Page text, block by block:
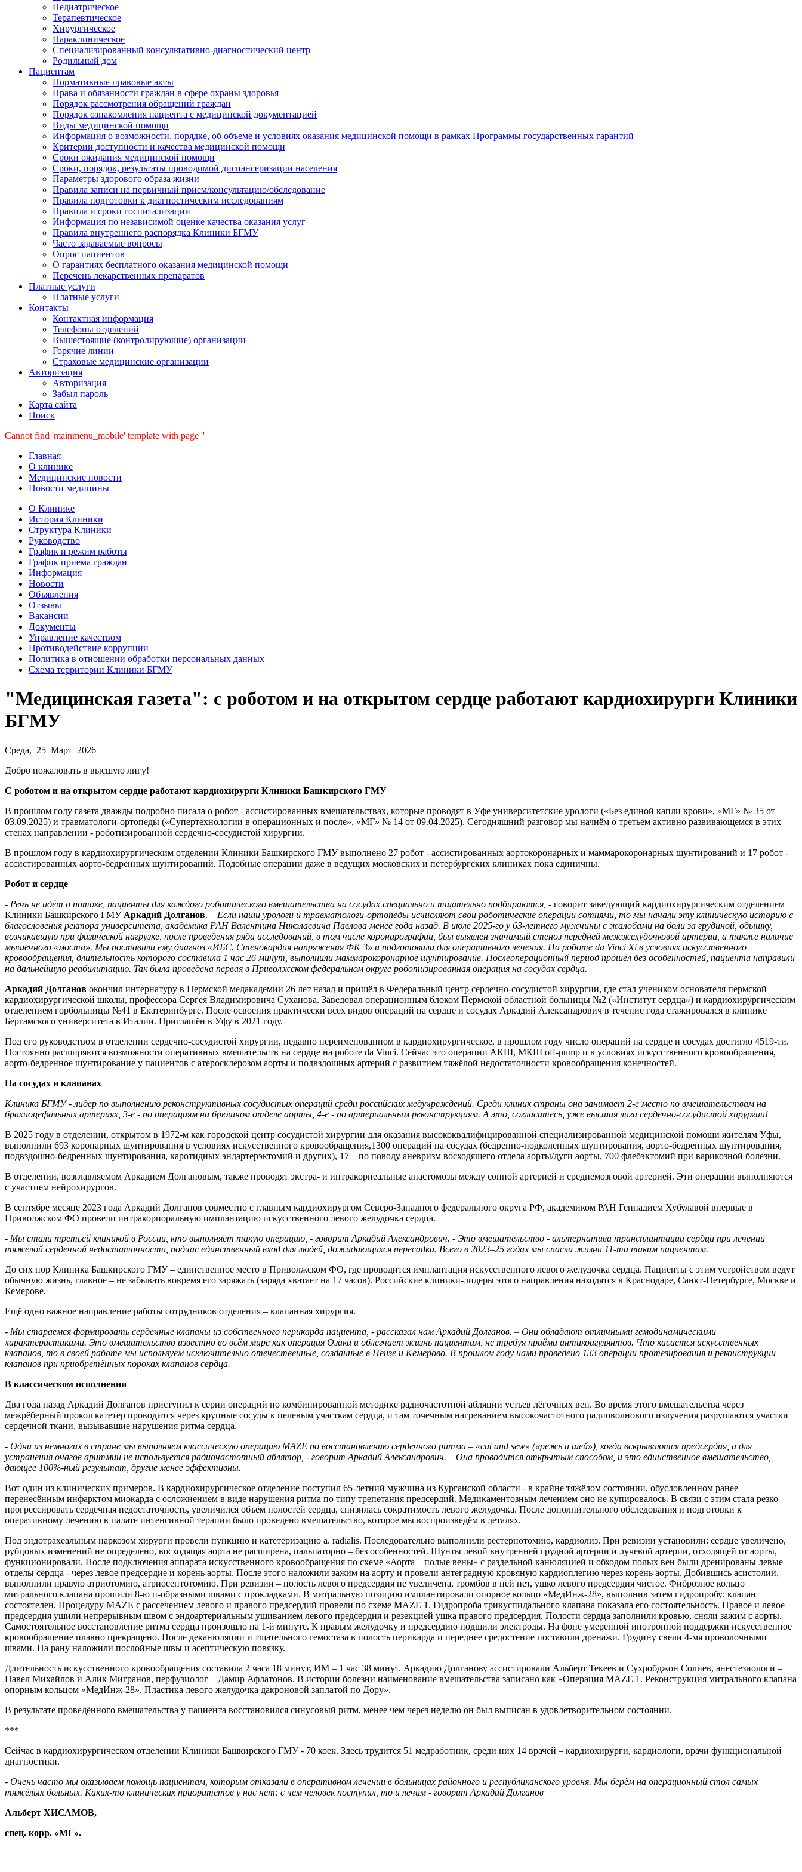
Педиатрическое
Терапевтическое
Хирургическое
Параклиническое
Специализированный консультативно-диагностический центр
Родильный дом
Пациентам
Нормативные правовые акты
Права и обязанности граждан в сфере охраны здоровья
Порядок рассмотрения обращений граждан
Порядок ознакомления пациента с медицинской документацией
Виды медицинской помощи
Информация о возможности, порядке, об объеме и условиях оказания медицинской помощи в рамках Программы государственных гарантий
Критерии доступности и качества медицинской помощи
Сроки ожидания медицинской помощи
Сроки, порядок, результаты проводимой диспансеризации населения
Параметры здорового образа жизни
Правила записи на первичный прием/консультацию/обследование
Правила подготовки к диагностическим исследованиям
Правила и сроки госпитализации
Информация по независимой оценке качества оказания услуг
Правила внутреннего распорядка Клиники БГМУ
Часто задаваемые вопросы
Опрос пациентов
О гарантиях бесплатного оказания медицинской помощи
Перечень лекарственных препаратов
Платные услуги
Платные услуги
Контакты
Контактная информация
Телефоны отделений
Вышестоящие (контролирующие) организации
Горячие линии
Страховые медицинские организации
Авторизация
Авторизация
Забыл пароль
Карта сайта
Поиск
Cannot find 'mainmenu_mobile' template with page ''
Главная
О клинике
Медицинские новости
Новости медицины
О Клинике
История Клиники
Структура Клиники
Руководство
График и режим работы
График приема граждан
Информация
Новости
Объявления
Отзывы
Вакансии
Документы
Управление качеством
Противодействие коррупции
Политика в отношении обработки персональных данных
Схема территории Клиники БГМУ
"Медицинская газета": с роботом и на открытом сердце работают кардиохирурги Клиники
БГМУ
Среда, 25 Март 2026
Добро пожаловать в высшую лигу!
С роботом и на открытом сердце работают кардиохирурги Клиники Башкирского ГМУ
В прошлом году газета дважды подробно писала о робот - ассистированных вмешательствах, которые проводят в Уфе университетские урологи («Без единой капли крови», «МГ» № 35 от
03.09.2025) и травматологи-ортопеды («Супертехнологии в операционных и после», «МГ» № 14 от 09.04.2025). Сегодняшний разговор мы начнём о третьем активно развивающемся в этих
стенах направлении - роботизированной сердечно-сосудистой хирургии.
В прошлом году в кардиохирургическим отделении Клиники Башкирского ГМУ выполнено 27 робот - ассистированных аортокоронарных и маммарокоронарных шунтирований и 17 робот -
ассистированных аорто-бедренных шунтирований. Подобные операции даже в ведущих московских и петербургских клиниках пока единичны.
Робот и сердце
- Речь не идёт о потоке, пациенты для каждого роботического вмешательства на сосудах специально и тщательно подбираются, - говорит заведующий кардиохирургическим отделением
Клиники Башкирского ГМУАркадий Долганов. – Если наши урологи и травматологи-ортопеды исчисляют свои роботические операции сотнями, то мы начали эту клиническую историю с
благословения ректора университета, академика РАН Валентина Николаевича Павлова менее года назад. В июле 2025-го у 63-летнего мужчины с жалобами на боли за грудиной, одышку,
возникавшую при физической нагрузке, после проведения ряда исследований, в том числе коронарографии, был выявлен значимый стеноз передней межжелудочковой артерии, а также наличие
мышечного «моста». Мы поставили ему диагноз «ИБС. Стенокардия напряжения ФК 3» и подготовили для оперативного лечения. На роботе da Vinci Xi в условиях искусственного
кровообращения, длительность которого составила 1 час 26 минут, выполнили маммарокоронарное шунтирование. Послеоперационный период прошёл без особенностей, пациента направили
на дальнейшую реабилитацию. Так была проведена первая в Приволжском федеральном округе роботизированная операция на сосудах сердца.
Аркадий Долганов окончил интернатуру в Пермской медакадемии 26 лет назад и пришёл в Федеральный центр сердечно-сосудистой хирургии, где стал учеником основателя пермской
кардиохирургической школы, профессора Сергея Владимировича Суханова. Заведовал операционным блоком Пермской областной больницы №2 («Институт сердца») и кардиохирургическим
отделением горбольницы №41 в Екатеринбурге. После освоения практически всех видов операций на сердце и сосудах Аркадий Александрович в течение года стажировался в клинике
Бергамского университета в Италии. Приглашён в Уфу в 2021 году.
Под его руководством в отделении сердечно-сосудистой хирургии, недавно переименованном в кардиохирургическое, в прошлом году число операций на сердце и сосудах достигло 4519-ти.
Постоянно расширяются возможности оперативных вмешательств на сердце на роботе da Vinci. Сейчас это операции АКШ, МКШ оff-pump и в условиях искусственного кровообращения,
аорто-бедренное шунтирование у пациентов с атеросклерозом аорты и подвздошных артерий с развитием тяжёлой недостаточности кровообращения конечностей.
На сосудах и клапанах
Клиника БГМУ - лидер по выполнению реконструктивных сосудистых операций среди российских медучреждений. Среди клиник страны она занимает 2-е место по вмешательствам на
брахиоцефальных артериях, 3-е - по операциям на брюшном отделе аорты, 4-е - по артериальным реконструкциям. А это, согласитесь, уже высшая лига сердечно-сосудистой хирургии!
В 2025 году в отделении, открытом в 1972-м как городской центр сосудистой хирургии для оказания высококвалифицированной специализированной медицинской помощи жителям Уфы,
выполнили 693 коронарных шунтирования в условиях искусственного кровообращения,1300 операций на сосудах (бедренно-подколенных шунтирования, аорто-бедренных шунтирования,
подвздошно-бедренных шунтирования, каротидных эндартерэктомий и других), 17 – по поводу аневризм восходящего отдела аорты/дуги аорты, 700 флебэктомий при варикозной болезни.
В отделении, возглавляемом Аркадием Долгановым, также проводят экстра- и интракорнеальные анастомозы между сонной артерией и среднемозговой артерией. Эти операции выполняются
с участием нейрохирургов.
В сентябре месяце 2023 года Аркадий Долганов совместно с главным кардиохирургом Северо-Западного федерального округа РФ, академиком РАН Геннадием Хубулавой впервые в
Приволжском ФО провели интракорпоральную имплантацию искусственного левого желудочка сердца.
- Мы стали третьей клиникой в России, кто выполняет такую операцию, - говорит Аркадий Александрович. - Это вмешательство - альтернатива трансплантации сердца при лечении
тяжёлой сердечной недостаточности, подчас единственный вход для людей, дожидающихся пересадки. Всего в 2023–25 годах мы спасли жизни 11-ти таким пациентам.
До сих пор Клиника Башкирского ГМУ – единственное место в Приволжском ФО, где проводится имплантация искусственного левого желудочка сердца. Пациенты с этим устройством ведут
обычную жизнь, главное – не забывать вовремя его заряжать (заряда хватает на 17 часов). Российские клиники-лидеры этого направления находятся в Краснодаре, Санкт-Петербурге, Москве и
Кемерове.
Ещё одно важное направление работы сотрудников отделения – клапанная хирургия.
- Мы стараемся формировать сердечные клапаны из собственного перикарда пациента, - рассказал нам Аркадий Долганов. – Они обладают отличными гемодинамическими
характеристиками. Это вмешательство известно во всём мире как операция Озаки и облегчает жизнь пациентам, не требуя приёма антикоагулянтов. Что касается искусственных
клапанов, то в своей работе мы используем исключительно отечественные, созданные в Пензе и Кемерово. В прошлом году нами проведено 133 операции протезирования и реконструкции
клапанов при приобретённых пороках клапанов сердца.
В классическом исполнении
Два года назад Аркадий Долганов приступил к серии операций по комбинированной методике радиочастотной абляции устьев лёгочных вен. Во время этого вмешательства через
межрёберный прокол катетер проводится через крупные сосуды к целевым участкам сердца, и там точечным нагреванием высокочастотного радиоволнового излучения разрушаются участки
сердечной ткани, вызывавшие нарушения ритма сердца.
- Одни из немногих в стране мы выполняем классическую операцию MAZE по восстановлению сердечного ритма – «cut and sew» («режь и шей»), когда вскрываются предсердия, а для
устранения очагов аритмии не используется радиочастотный аблятор, - говорит Аркадий Александрович. – Она проводится открытым способом, и это единственное вмешательство,
дающее 100%-ный результат, другие менее эффективны.
Вот один из клинических примеров. В кардиохирургическое отделение поступил 65-летний мужчина из Курганской области - в крайне тяжёлом состоянии, обусловленном ранее
перенесённым инфарктом миокарда с осложнением в виде нарушения ритма по типу трепетания предсердий. Медикаментозным лечением оно не купировалось. В связи с этим стала резко
прогрессировать сердечная недостаточность, увеличился объём полостей сердца, снизилась сократимость левого желудочка. После дополнительного обследования и подготовки к
оперативному лечению в палате интенсивной терапии было проведено вмешательство, которое мы воспроизведём в деталях.
Под эндотрахеальным наркозом хирурги провели пункцию и катетеризацию a. radialis. Последовательно выполнили рестернотомию, кардиолиз. При ревизии установили: сердце увеличено,
рубцовых изменений не определено, восходящая аорта не расширена, пальпаторно – без особенностей. Шунты левой внутренней грудной артерии и лучевой артерии, отходящей от аорты,
функционировали. После подключения аппарата искусственного кровообращения по схеме «Аорта – полые вены» с раздельной канюляцией и обходом полых вен были дренированы левые
отделы сердца - через левое предсердие и корень аорты. После этого наложили зажим на аорту и провели антеградную кровяную кардиоплегию через корень аорты. Добившись асистолии,
выполнили правую атриотомию, атриосептотомию. При ревизии – полость левого предсердия не увеличена, тромбов в ней нет, ушко левого предсердия чистое. Фиброзное кольцо
митрального клапана прошили 8-ю п-образными швами с прокладками. В митральную позицию имплантировали опорное кольцо «МедИнж-28», выполнив затем гидропробу: клапан
состоятелен. Процедуру MAZE с рассечением левого и правого предсердий провели по схеме MAZE 1. Гидропроба трикуспидального клапана показала его состоятельность. Правое и левое
предсердия ушили непрерывным швом с эндоартериальным ушиванием левого предсердия и резекцией ушка правого предсердия. Полости сердца заполнили кровью, сняли зажим с аорты.
Самостоятельное восстановление ритма сердца произошло на 1-й минуте. К правым желудочку и предсердию подшили электроды. На фоне умеренной инотропной поддержки искусственное
кровообращение плавно прекращено. После деканюляции и тщательного гемостаза в полость перикарда и переднее средостение поставили дренажи. Грудину свели 4-мя проволочными
швами. На рану наложили послойные швы и асептическую повязку.
Длительность искусственного кровообращения составила 2 часа 18 минут, ИМ – 1 час 38 минут. Аркадию Долганову ассистировали Альберт Текеев и Сухробджон Солиев, анестезиологи –
Павел Михайлов и Алик Мигранов, перфузиолог – Дамир Афлатонов. В истории болезни наименование вмешательства записано как «Операция MAZE 1. Реконструкция митрального клапана
опорным кольцом «МедИнж-28». Пластика левого желудочка дакроновой заплатой по Дору».
В результате проведённого вмешательства у пациента восстановился синусовый ритм, менее чем через неделю он был выписан в удовлетворительном состоянии.
***
Сейчас в кардиохирургическом отделении Клиники Башкирского ГМУ - 70 коек. Здесь трудится 51 медработник, среди них 14 врачей – кардиохирурги, кардиологи, врачи функциональной
диагностики.
- Очень часто мы оказываем помощь пациентам, которым отказали в оперативном лечении в больницах районного и республиканского уровня. Мы берём на операционный стол самых
тяжёлых больных. Каких-то клинических приоритетов у нас нет: с чем человек поступил, то и лечим - говорит Аркадий Долганов
Альберт ХИСАМОВ,
спец. корр. «МГ».